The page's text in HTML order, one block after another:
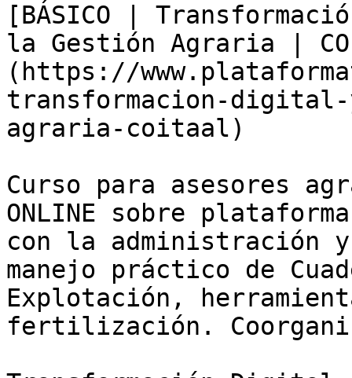
[BÁSICO |
la Gestión Agraria |
(https://
transformacion-
agraria-coitaal)
Curso para asesores
ONLINE sobre
con la administración
manejo práctico de
Explotación,
fertilización.